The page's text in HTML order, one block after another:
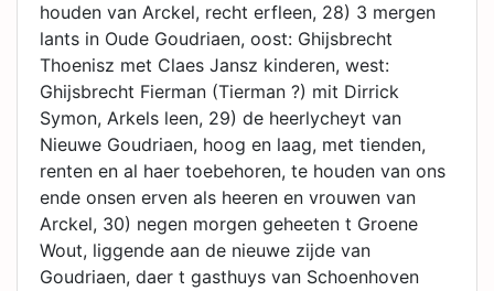
houden van Arckel, recht erfleen, 28) 3 mergen
lants in Oude Goudriaen, oost: Ghijsbrecht
Thoenisz met Claes Jansz kinderen, west:
Ghijsbrecht Fierman (Tierman ?) mit Dirrick
Symon, Arkels leen, 29) de heerlycheyt van
Nieuwe Goudriaen, hoog en laag, met tienden,
renten en al haer toebehoren, te houden van ons
ende onsen erven als heeren en vrouwen van
Arckel, 30) negen morgen geheeten t Groene
Wout, liggende aan de nieuwe zijde van
Goudriaen, daer t gasthuys van Schoenhoven